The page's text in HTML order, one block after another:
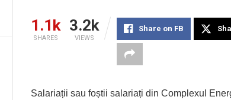
1.1k
SHARES
3.2k
VIEWS
Share on FB
Salariații sau foștii salariați din Complexul